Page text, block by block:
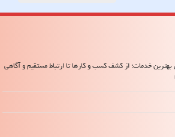
خدمات؛ از کشف کسب و کارها تا ارتباط مستقیم و آگاهی